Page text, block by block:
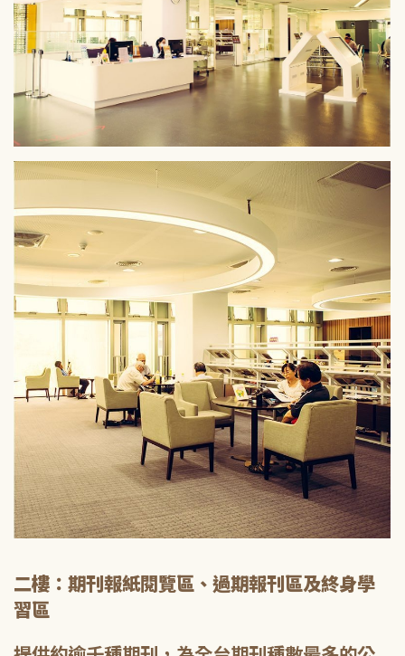
二樓：期刊報紙閱覽區、過期報刊區及終身學
習區